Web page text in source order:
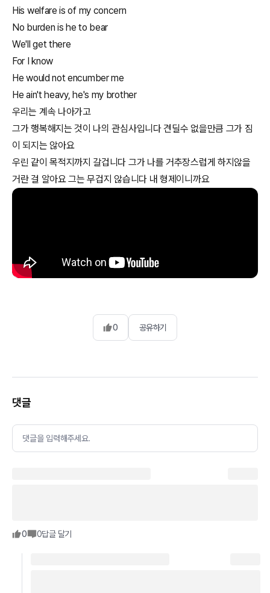
His welfare is of my concern
No burden is he to bear
We'll get there
For I know
He would not encumber me
He ain't heavy, he's my brother
우리는 계속 나아가고
그가 행복해지는 것이 나의 관심사입니다 견딜수 없을만큼 그가 짐
이 되지는 않아요
우린 같이 목적지까지 갈겁니다 그가 나를 거추장스럽게 하지않을
거란 걸 알아요 그는 무겁지 않습니다 내 형제이니까요
0 공유하기
댓글
댓글을 입력해주세요.
0 0답글 달기